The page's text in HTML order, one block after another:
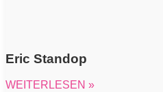
Eric Standop
WEITERLESEN »